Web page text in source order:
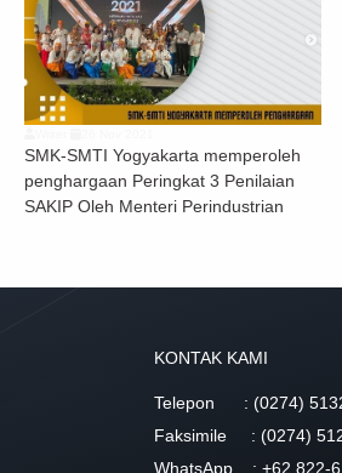
SMK-SMTI Yogyakarta memperoleh
penghargaan Peringkat 3 Penilaian
SAKIP Oleh Menteri Perindustrian
KONTAK KAMI
Telepon
: (0274)
Faksimile
: (0274)
WhatsApp
: +62 822-